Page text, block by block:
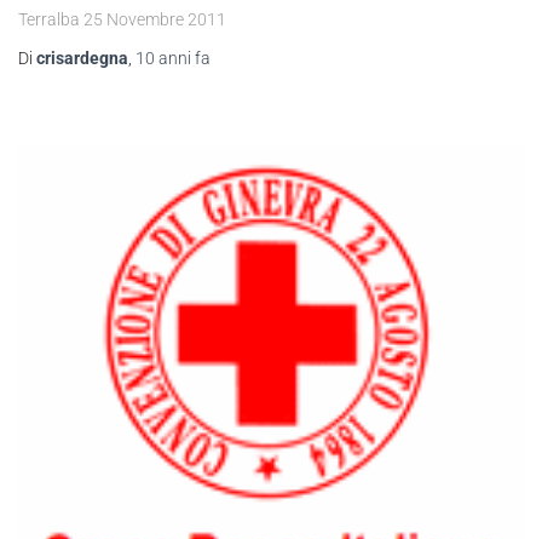
Terralba 25 Novembre 2011
Di crisardegna, 10 anni fa